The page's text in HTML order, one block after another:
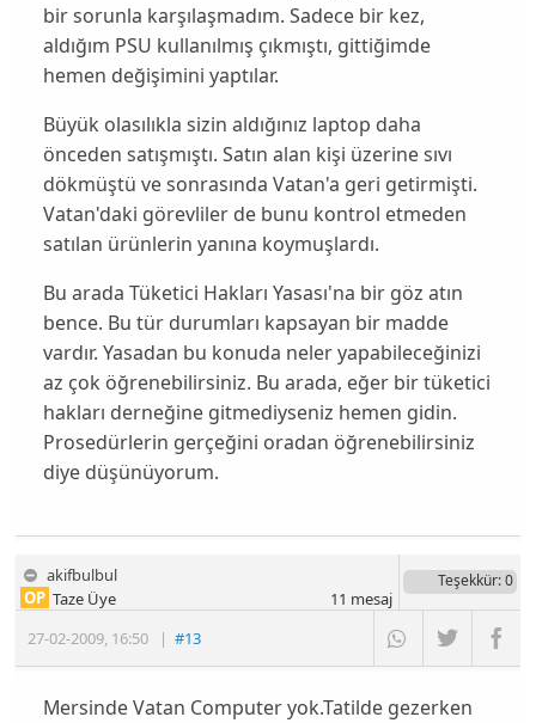
bir sorunla karşılaşmadım. Sadece bir kez,
aldığım PSU kullanılmış çıkmıştı, gittiğimde
hemen değişimini yaptılar.
Büyük olasılıkla sizin aldığınız laptop daha
önceden satışmıştı. Satın alan kişi üzerine sıvı
dökmüştü ve sonrasında Vatan'a geri getirmişti.
Vatan'daki görevliler de bunu kontrol etmeden
satılan ürünlerin yanına koymuşlardı.
Bu arada Tüketici Hakları Yasası'na bir göz atın
bence. Bu tür durumları kapsayan bir madde
vardır. Yasadan bu konuda neler yapabileceğinizi
az çok öğrenebilirsiniz. Bu arada, eğer bir tüketici
hakları derneğine gitmediyseniz hemen gidin.
Prosedürlerin gerçeğini oradan öğrenebilirsiniz
diye düşünüyorum.
akifbulbul
27-02-2009, 16:50 |#13
OP Taze Üye
Teşekkür: 0
11 mesaj
Mersinde Vatan Computer yok.Tatilde gezerken